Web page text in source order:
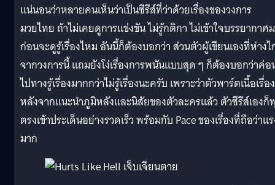
แน่นอนว่าหลายคนเห็นว่าเป็นซีรีส์ที่ว่าด้วยเรื่องของวงการ
มวยไทย ถ้าไม่เคยดูการแข่งขัน ไม่รู้กติกา ไม่เข้าใจบรรยากาศ
ก่อนจะดูรู้เรื่องไหม อันนี้ก็ต้องบอกว่า ส่วนตัวผู้เขียนเองที่ห่าง
จากวงการนี้ แถมยังโง่เรื่องการพนันแบบสุด ๆ ก็ต้องบอกว่าค่อ
ไปทางรู้เรื่องมากกว่าไม่รู้เรื่องนะครับ เพราะว่าตัวพาร์ตเนื้อเรื่อง
หลังจากแนะนำภูมิหลังและนิสัยของตัวละครแล้ว ตัวซีรีส์เองก็
ตรงเข้าประเด็นอย่างรวดเร็ว พร้อมกับ Pace ของเรื่องที่ถือว่าแ
มาก